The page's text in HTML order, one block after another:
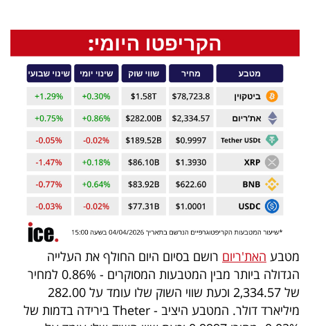
5
המילון
הכלכלי
פודקאסט
UNDER
שיתופי
פעולה
מטבע האת'ריום רושם בסיום היום החולף את העלייה
הגדולה ביותר מבין המטבעות המסוקרים - 0.86% למחיר
של 2,334.57 וכעת שווי השוק שלו עומד על 282.00
מיליארד דולר. המטבע היציב - Theter בירידה בדמות של